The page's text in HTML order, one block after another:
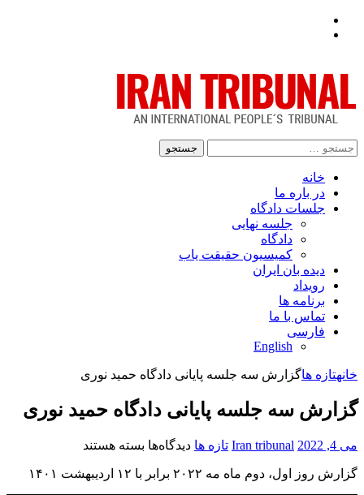
جستجو
خانه
در باره ما
جلسات دادگاه
جلسه نهایی
دادگاه
کمیسیون حقیقت یاب
دیده بان ایران
رویداد
برنامه ها
تماس با ما
فارسی
English
خانهتازه هاگزارش سه جلسه پایانی دادگاه حمید نوری
گزارش سه جلسه پایانی دادگاه حمید نوری
می 4, 2022 Iran tribunal تازه ها دیدگاه‌ها برای
سه
بسته هستند
گزارش روز اول، دوم ماه مه ۲۰۲۲ برابر با ۱۲ اردیبهشت ۱۴۰۱